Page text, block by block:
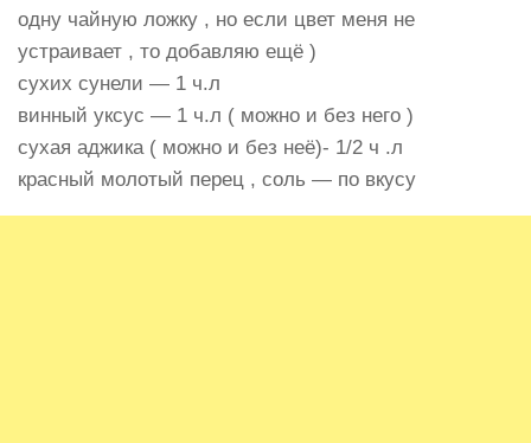
одну чайную ложку , но если цвет меня не
устраивает , то добавляю ещё )
сухих сунели — 1 ч.л
винный уксус — 1 ч.л ( можно и без него )
сухая аджика ( можно и без неё)- 1/2 ч .л
красный молотый перец , соль — по вкусу